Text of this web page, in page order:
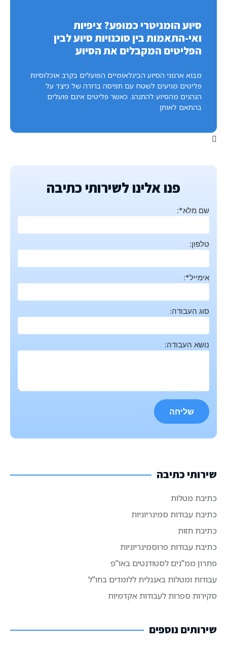
סיוע הומניטרי כמופע? ציפיות
ואי-התאמות בין סוכנויות סיוע לבין
הפליטים המקבלים את הסיוע
מבוא ארגוני הסיוע הבינלאומיים הפועלים בקרב אוכלוסיות
פליטים מגיעים לשטח עם תפיסה ברורה של כיצד על
הנהנים מהסיוע להתנהג. כאשר פליטים אינם פועלים
בהתאם לאותן
פנו אלינו לשירותי כתיבה
שם מלא*:
טלפון:
אימייל*:
סוג העבודה:
נושא העבודה:
שירותי כתיבה
כתיבת מטלות
כתיבת עבודות סמינריוניות
כתיבת תזות
כתיבת עבודות פרוסמינריוניות
פתרון ממ"נים לסטודנטים באו"פ
עבודות ומטלות באנגלית ללומדים בחו"ל
סקירות ספרות לעבודות אקדמיות
שירותים נוספים